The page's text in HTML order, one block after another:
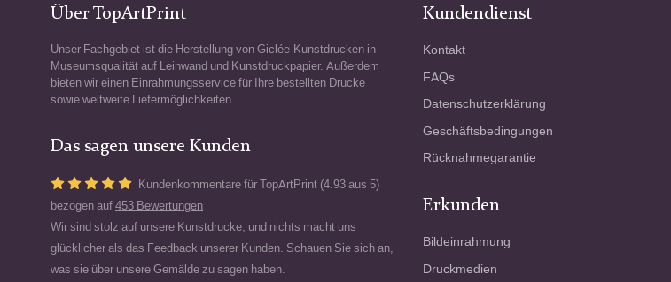
Über TopArtPrint
Unser Fachgebiet ist die Herstellung von Giclée-Kunstdrucken in
Museumsqualität auf Leinwand und Kunstdruckpapier. Außerdem
bieten wir einen Einrahmungsservice für Ihre bestellten Drucke
sowie weltweite Liefermöglichkeiten.
Das sagen unsere Kunden
Kundenkommentare für TopArtPrint (4.93 aus 5)
bezogen auf 453 Bewertungen
Wir sind stolz auf unsere Kunstdrucke, und nichts macht uns
glücklicher als das Feedback unserer Kunden. Schauen Sie sich an,
was sie über unsere Gemälde zu sagen haben.
Kundendienst
Kontakt
FAQs
Datenschutzerklärung
Geschäftsbedingungen
Rücknahmegarantie
Erkunden
Bildeinrahmung
Druckmedien